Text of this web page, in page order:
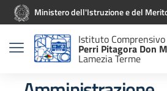
Vai ai contenuti
Vai al menu di navigazione
Vai al footerMinistero dell'Istruzione e del
Istituto Comprensivo
Perri Pitagora Don
Lamezia Terme